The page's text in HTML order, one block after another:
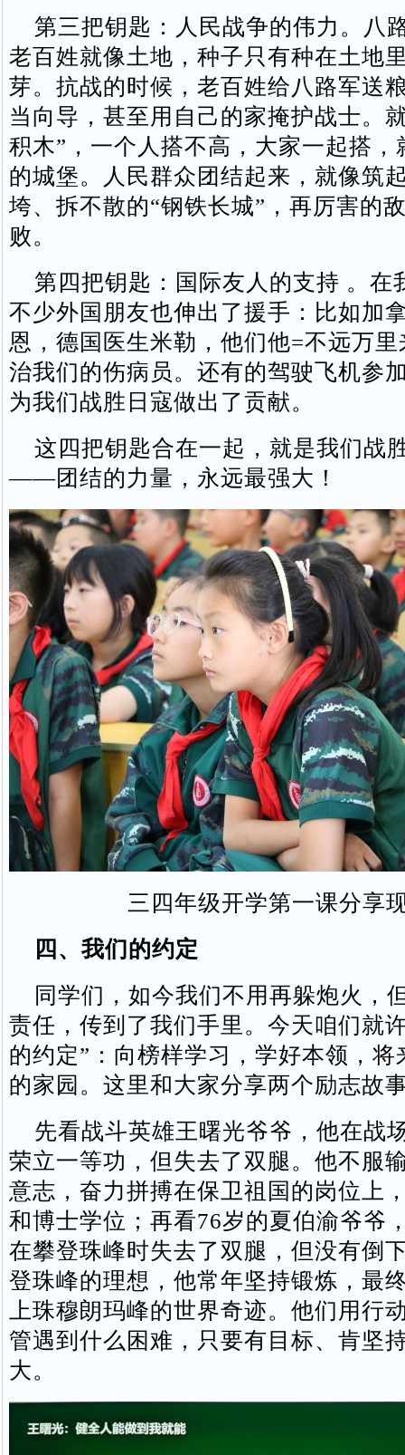
第三把钥匙：人民战争的伟力。八
老百姓就像土地，种子只有种在土地
芽。抗战的时候，老百姓给八路军送
当向导，甚至用自己的家掩护战士。
积木”，一个人搭不高，大家一起搭，
的城堡。人民群众团结起来，就像筑
垮、拆不散的“钢铁长城”，再厉害的
败。
第四把钥匙：国际友人的支持 。在
不少外国朋友也伸出了援手：比如加
恩，德国医生米勒，他们他=不远万
治我们的伤病员。还有的驾驶飞机参
为我们战胜日寇做出了贡献。
这四把钥匙合在一起，就是我们战
——团结的力量，永远最强大！
三四年级开学第一课分享
四、我们的约定
同学们，如今我们不用再躲炮火，
责任，传到了我们手里。今天咱们就
的约定”：向榜样学习，学好本领，将
的家园。这里和大家分享两个励志故
先看战斗英雄王曙光爷爷，他在战
荣立一等功，但失去了双腿。他不服
意志，奋力拼搏在保卫祖国的岗位上
和博士学位；再看76岁的夏伯渝爷爷
在攀登珠峰时失去了双腿，但没有倒
登珠峰的理想，他常年坚持锻炼，最
上珠穆朗玛峰的世界奇迹。他们用行
管遇到什么困难，只要有目标、肯坚
大。